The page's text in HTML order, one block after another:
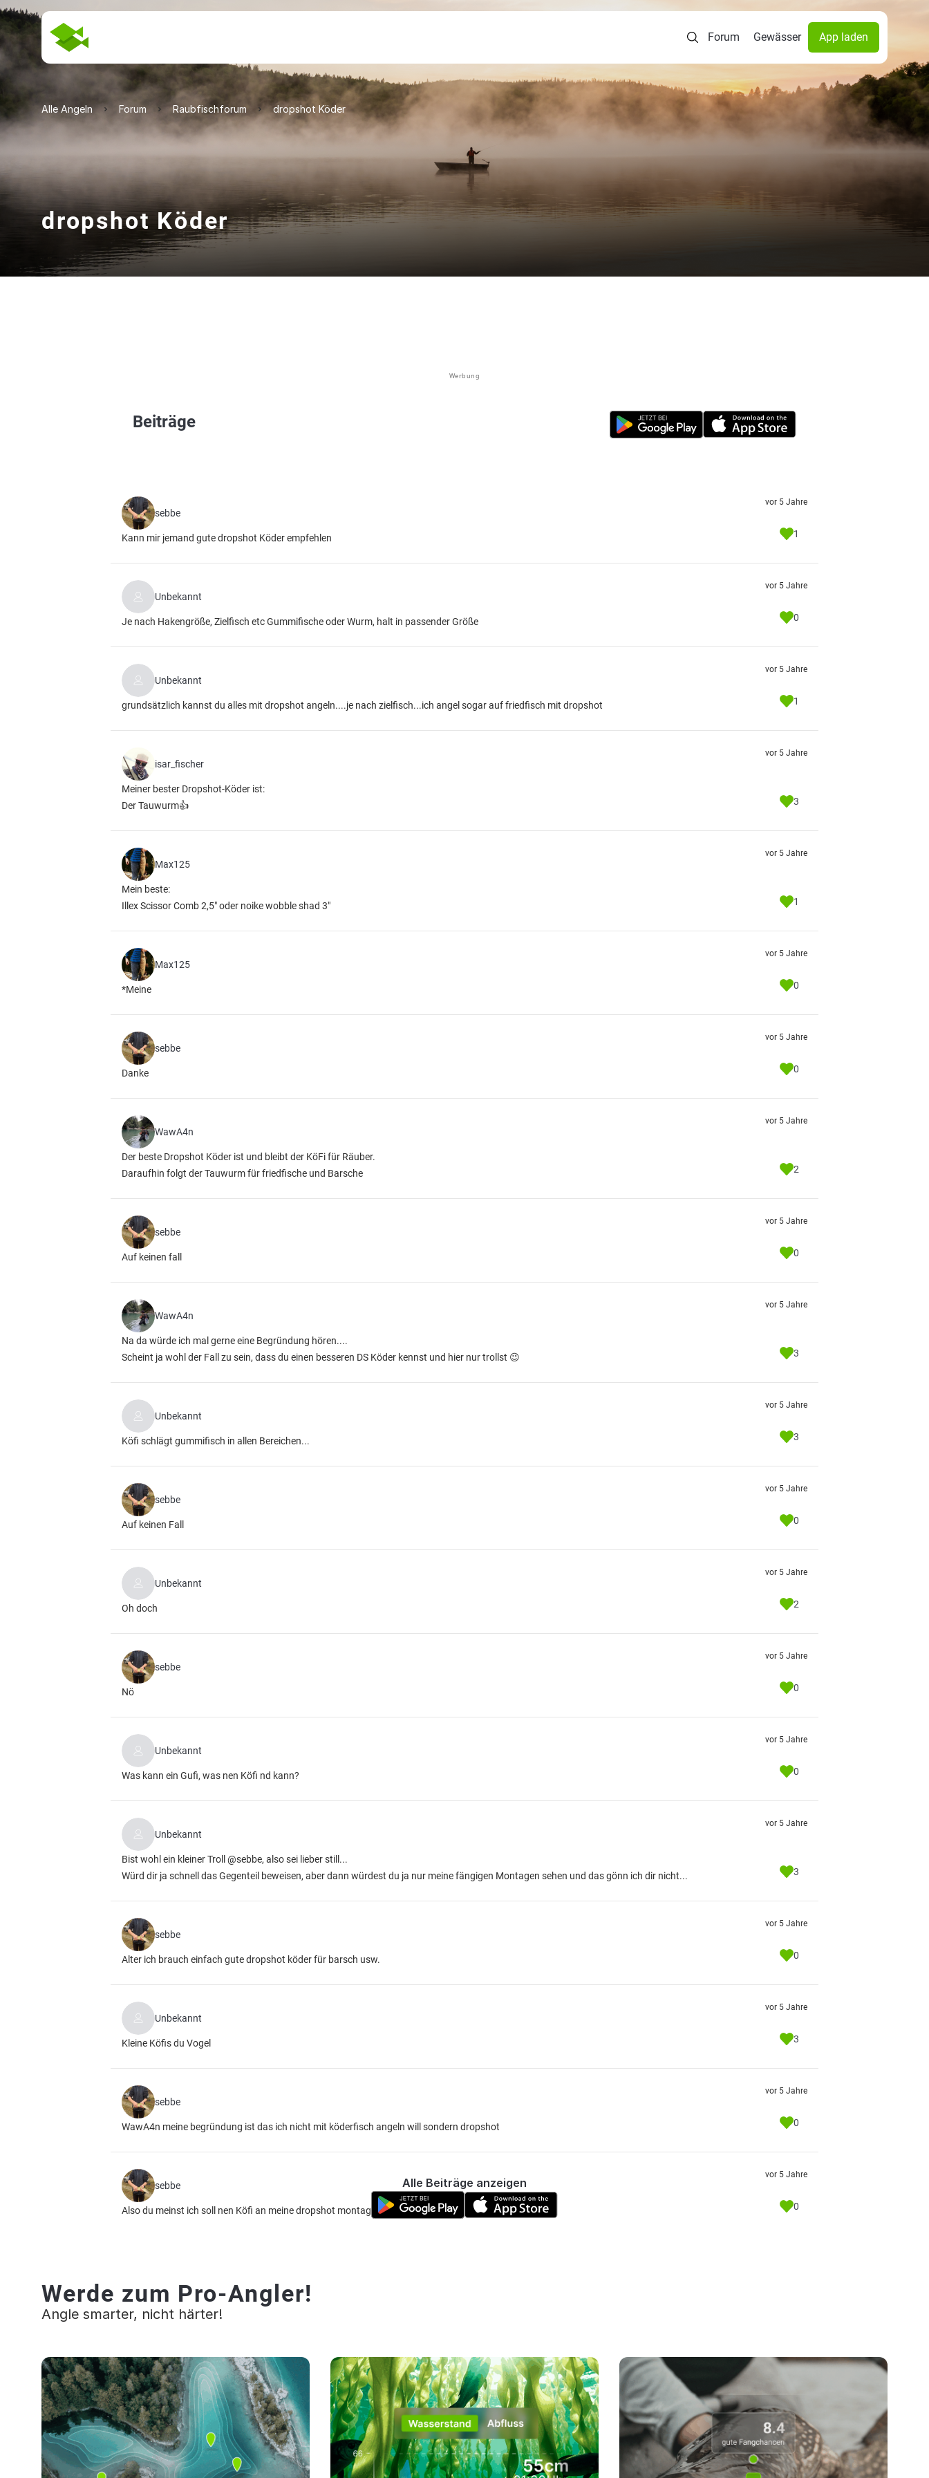
Forum Gewässer App laden
Alle Angeln Forum Raubfischforum dropshot Köder
dropshot Köder
Werbung
Beiträge
sebbe
Kann mir jemand gute dropshot Köder empfehlen
vor 5 Jahre
1
Unbekannt
Je nach Hakengröße, Zielfisch etc Gummifische oder Wurm, halt in passender Größe
vor 5 Jahre
0
Unbekannt
grundsätzlich kannst du alles mit dropshot angeln....je nach zielfisch...ich angel sogar auf friedfisch mit dropshot
vor 5 Jahre
1
isar_fischer
Meiner bester Dropshot-Köder ist:
Der Tauwurm👍
vor 5 Jahre
3
Max125
Mein beste:
Illex Scissor Comb 2,5" oder noike wobble shad 3"
vor 5 Jahre
1
Max125
*Meine
vor 5 Jahre
0
sebbe
Danke
vor 5 Jahre
0
WawA4n
Der beste Dropshot Köder ist und bleibt der KöFi für Räuber.
Daraufhin folgt der Tauwurm für friedfische und Barsche
vor 5 Jahre
2
sebbe
Auf keinen fall
vor 5 Jahre
0
WawA4n
Na da würde ich mal gerne eine Begründung hören....
Scheint ja wohl der Fall zu sein, dass du einen besseren DS Köder kennst und hier nur trollst 😉
vor 5 Jahre
3
Unbekannt
Köfi schlägt gummifisch in allen Bereichen...
vor 5 Jahre
3
sebbe
Auf keinen Fall
vor 5 Jahre
0
Unbekannt
Oh doch
vor 5 Jahre
2
sebbe
Nö
vor 5 Jahre
0
Unbekannt
Was kann ein Gufi, was nen Köfi nd kann?
vor 5 Jahre
0
Unbekannt
Bist wohl ein kleiner Troll @sebbe, also sei lieber still...
Würd dir ja schnell das Gegenteil beweisen, aber dann würdest du ja nur meine fängigen Montagen sehen und das gönn ich dir nicht...
vor 5 Jahre
3
sebbe
Alter ich brauch einfach gute dropshot köder für barsch usw.
vor 5 Jahre
0
Unbekannt
Kleine Köfis du Vogel
vor 5 Jahre
3
sebbe
WawA4n meine begründung ist das ich nicht mit köderfisch angeln will sondern dropshot
vor 5 Jahre
0
sebbe
Also du meinst ich soll nen Köfi an meine dropshot montage hängen
vor 5 Jahre
0
Alle Beiträge anzeigen
Werde zum Pro-Angler!
Angle smarter, nicht härter!